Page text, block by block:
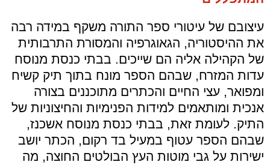
עיצובם של עיטורי ספר התורה משקף במידה רבה
את ההיסטוריה, הגאוגרפיה והמסורת התרבותית
של הקהילה אליה הם שייכים. בבתי כנסת מנוסח
עדות המזרח, שבהם הספר מונח בתוך תיק קשיח
ומפואר, עצי החיים והכתרים מתוכננים בצורה
אנכית ומותאמים למידות הפנימיות והחיצוניות של
התיק. לעומת זאת, בבתי כנסת מנוסח אשכנז,
שבהם הספר עטוף במעיל בד רקום, הכתר יושב
ישירות על גבי מוטות העץ הבולטים החוצה, מה